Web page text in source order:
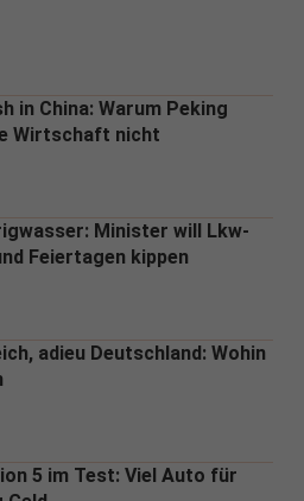
in China: Warum Peking
Wirtschaft nicht
Minister will Lkw-
Feiertagen kippen
adieu Deutschland: Wohin
5 im Test: Viel Auto für